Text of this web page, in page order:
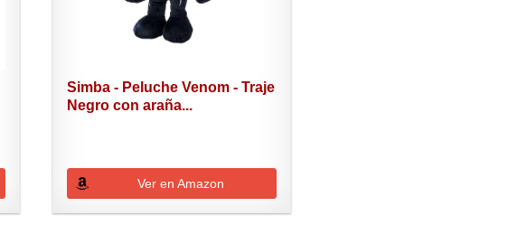
Simba - Peluche Venom - Traje
Negro con araña...
Ver en Amazon